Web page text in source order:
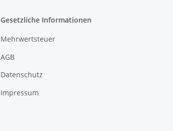
Gesetzliche Informationen
Mehrwertsteuer
AGB
Datenschutz
Impressum